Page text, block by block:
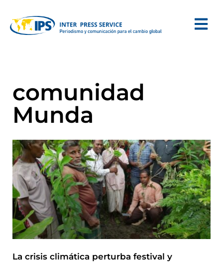
comunidad
Munda
La crisis climática perturba festival y